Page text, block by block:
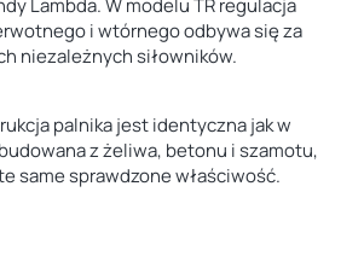
Lambda. W modelu TR regulacja
i wtórnego odbywa się za
niezależnych siłowników.
palnika jest identyczna jak w
z żeliwa, betonu i szamotu,
same sprawdzone właściwość.